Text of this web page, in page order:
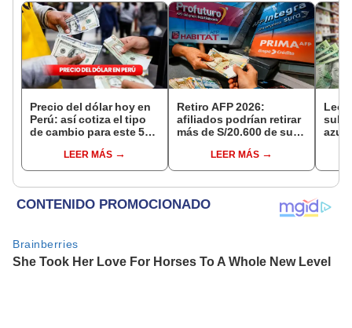
Precio del dólar hoy en
Perú: así cotiza el tipo
de cambio para este 5
LEER MÁS
Retiro AFP 2026:
afiliados podrían retirar
más de S/20.600 de sus
aprueba nuevo
proyecto de ley de 4 UIT
LEER MÁS
azul